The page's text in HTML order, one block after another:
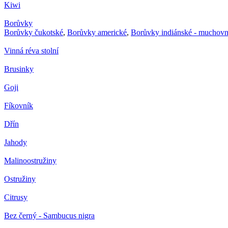
Kiwi
Borůvky
Borůvky čukotské, Borůvky americké, Borůvky indiánské -
Vinná réva stolní
Brusinky
Goji
Fíkovník
Dřín
Jahody
Malinoostružiny
Ostružiny
Citrusy
Bez černý - Sambucus nigra